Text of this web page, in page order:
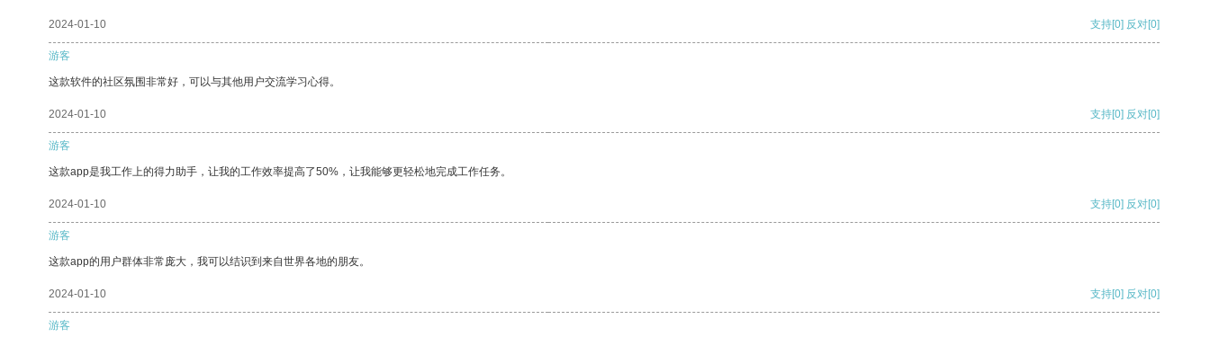
2024-01-10 支持[0] 反对[0]
游客
这款软件的社区氛围非常好，可以与其他用户交流学习心得。
2024-01-10 支持[0] 反对[0]
游客
这款app是我工作上的得力助手，让我的工作效率提高了50%，让我能够更轻松地完成工作任务。
2024-01-10 支持[0] 反对[0]
游客
这款app的用户群体非常庞大，我可以结识到来自世界各地的朋友。
2024-01-10 支持[0] 反对[0]
游客